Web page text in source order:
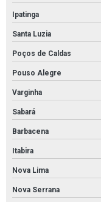
Fornecedores de
Furadeira de impacto
Furadeira de impacto
Lâmpada led iluminação
Material elétricos para
Preços de materiais
Revenda de cabos elétricos
Tubo aço inox preço
Tubos de aço carbono
Tubos de aço carbono
Ipatinga
Santa Luzia
Poços de Caldas
Pouso Alegre
Varginha
Sabará
Barbacena
Itabira
Nova Lima
Nova Serrana